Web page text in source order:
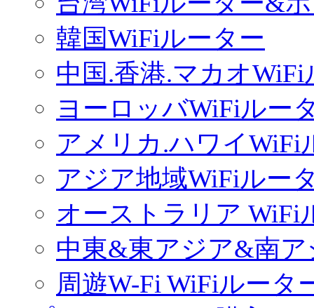
韓国WiFiルーター
中国.香港.マカオWiFi
ヨーロッバWiFiルー
アメリカ.ハワイWiFi
アジア地域WiFiルー
オーストラリア WiFi
中東&東アジア&南
周遊W-Fi WiFiルータ